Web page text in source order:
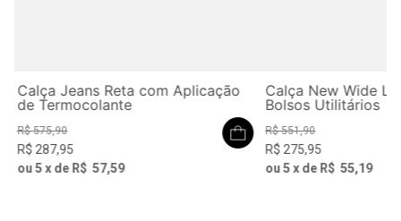
Calça Jeans Reta com Aplicação
de Termocolante
R$ 575,90
R$287,95
ou5x de R$ 57,59
Calça New Wide
Bolsos Utilitários
R$ 551,90
R$ 275,95
ou 5 x de R$ 55,19